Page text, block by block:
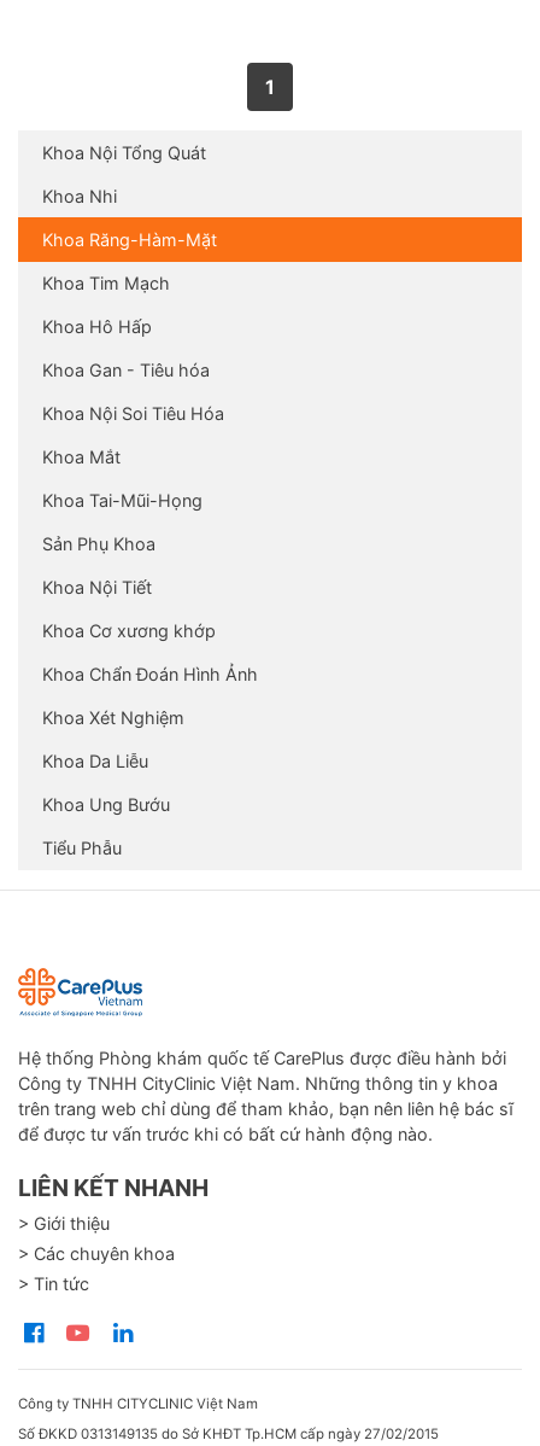
1
Khoa Nội Tổng Quát
Khoa Nhi
Khoa Răng-Hàm-Mặt
Khoa Tim Mạch
Khoa Hô Hấp
Khoa Gan - Tiêu hóa
Khoa Nội Soi Tiêu Hóa
Khoa Mắt
Khoa Tai-Mũi-Họng
Sản Phụ Khoa
Khoa Nội Tiết
Khoa Cơ xương khớp
Khoa Chẩn Đoán Hình Ảnh
Khoa Xét Nghiệm
Khoa Da Liễu
Khoa Ung Bướu
Tiểu Phẫu
Hệ thống Phòng khám quốc tế CarePlus được điều hành bởi
Công ty TNHH CityClinic Việt Nam. Những thông tin y khoa
trên trang web chỉ dùng để tham khảo, bạn nên liên hệ bác sĩ
để được tư vấn trước khi có bất cứ hành động nào.
LIÊN KẾT NHANH
> Giới thiệu
> Các chuyên khoa
> Tin tức
Công ty TNHH CITYCLINIC Việt Nam
Số ĐKKD 0313149135 do Sở KHĐT Tp.HCM cấp ngày 27/02/2015